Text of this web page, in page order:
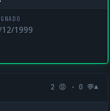
1999
2 😡 · 0 💬▾